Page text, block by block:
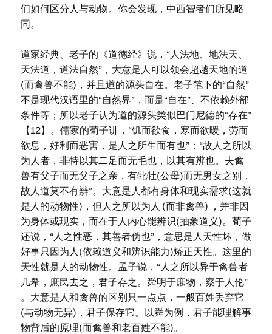
们如何区分人与动物。你会发现，中西智者们所见略
同。
道家经典、老子的《道德经》说，“人法地、地法天、
天法道，道法自然”，大意是人可以领会超越天地的道
(而禽兽不能)，并且道的源头自在。老子笔下的“自然”
不是现代汉语里的“自然界”，而是“自在”、不依赖外部
条件等；所以老子认为道的源头类似巴门尼德的“存在”
【12】。儒家的荀子讲，“饥而欲食，寒而欲暖，劳而
欲息，好利而恶害，是人之所生而有也”；“故人之所以
为人者，非特以其二足而无毛也，以其有辨也。夫禽
兽有父子而无父子之亲，有牝牡(公母)而无男女之别，
故人道莫不有辨”。大意是人都有身体和现实需求(这就
是人的动物性)，但人之所以为人 (而非禽兽) ，并非因
为身体或现实，而在于人内心能辨识(抽象道义)。荀子
还说，“人之性恶，其善者伪也”，意思是人天性坏，做
好事只因为人(依赖道义和辨识能力)矫正天性。这里的
天性就是人的动物性。孟子说，“人之所以异于禽兽者
几希，庶民去之，君子存之。舜明于庶物，察于人伦”
。大意是人和禽兽的区别只一点点，一般百姓丢弃它
(与动物无异)，君子保存它。以舜为例，君子能理解事
物背后的原理(而禽兽和老百姓不能)。